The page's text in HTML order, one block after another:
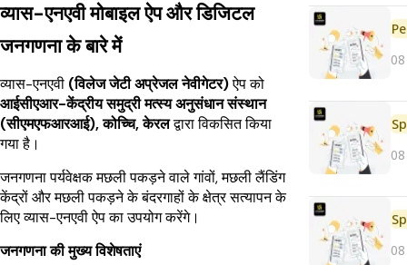
व्यास-एनएवी मोबाइल ऐप और डिजिटल
जनगणना के बारे में
व्यास-एनएवी (विलेज जेटी अप्रेजल नेवीगेटर)ऐप को
आईसीएआर-केंद्रीय समुद्री मत्स्य अनुसंधान संस्थान
(सीएमएफआरआई), कोच्चि, केरलद्वारा विकसित किया
गया है।
जनगणना पर्यवेक्षक मछली पकड़ने वाले गांवों, मछली लैंडिंग
केंद्रों और मछली पकड़ने के बंदरगाहों के क्षेत्र सत्यापन के
लिए व्यास-एनएवी ऐप का उपयोग करेंगे।
जनगणना की मुख्य विशेषताएं